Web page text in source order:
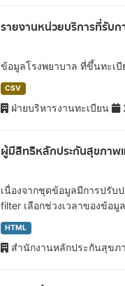
รายงานหน่วยบริการที่รับก
ข้อมูลโรงพยาบาล ที่ขึ้นทะเบี
CSV
ฝ่ายบริหารงานทะเบียน
ผู้มีสิทธิหลักประกันสุขภา
เนื่องจากชุดข้อมูลมีการปรับ
filter เลือกช่วงเวลาของข้อมู
HTML
สำนักงานหลักประกันสุขภ